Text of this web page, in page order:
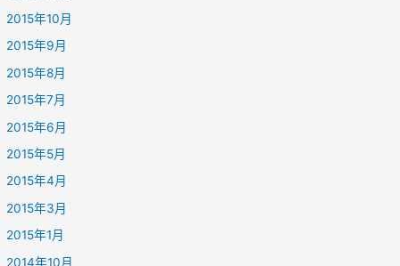
2015年10月
2015年9月
2015年8月
2015年7月
2015年6月
2015年5月
2015年4月
2015年3月
2015年1月
2014年10月